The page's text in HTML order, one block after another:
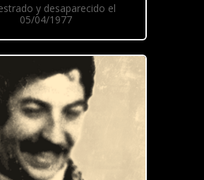
y desaparecido el
05/04/1977